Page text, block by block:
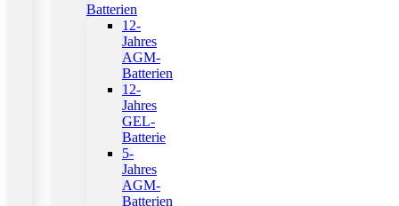
Batterien
12-
Jahres
AGM-
Batterien
12-
Jahres
GEL-
Batterie
5-
Jahres
AGM-
Batterien